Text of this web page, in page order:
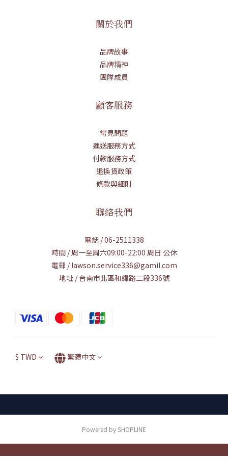
關於我們
品牌故事
品牌精神
團隊成員
顧客服務
常見問題
運送服務方式
付款服務方式
退換貨政策
條款與細則
聯絡我們
電話 / 06-2511338
時間 / 周一至周六09:00-22:00 周日 公休
電郵 / lawson.service336@gamil.com
地址 / 台南市北區和緯路二段336號
$ TWD 繁體中文
Powered by SHOPLINE